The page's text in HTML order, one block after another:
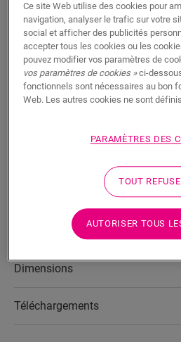
Ce profilé unique offre de multiples
votre sol, comme une transition
une finition au niveau d’un mur ou
découper le profilé Incizo à la forme
Incizo fourni. Le profilé est
de votre sol. Un paquet contient un
l’associer à la bande de mousse et
hauteurs 2 : relier deux sols de
le long des murs ou des baies
transition entre votre sol stratifié et
réaliser la finition de vos escaliers et
Dimensions
Téléchargements
Ce site Web utilise des cookies pour
navigation, analyser le trafic sur votre
social et afficher des publicités
accepter tous les cookies ou les
pouvez modifier vos paramètres de
vos paramètres de cookies »ci-
fonctionnels sont nécessaires au bon
Web. Les autres cookies ne sont
PARAMÈTRES DES
TOUT
AUTORISER TOUS